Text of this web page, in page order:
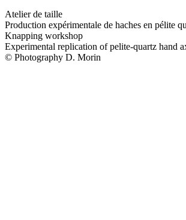
Atelier de taille
Production expérimentale de haches en pélite
Knapping workshop
Experimental replication of pelite-quartz hand
© Photography D. Morin